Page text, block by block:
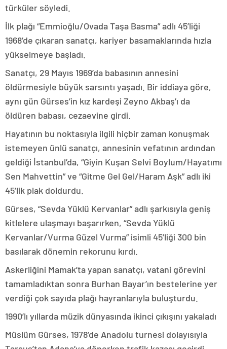
türküler söyledi.
İlk plağı “Emmioğlu/Ovada Taşa Basma” adlı 45’liği
1968’de çıkaran sanatçı, kariyer basamaklarında hızla
yükselmeye başladı.
Sanatçı, 29 Mayıs 1969’da babasının annesini
öldürmesiyle büyük sarsıntı yaşadı. Bir iddiaya göre,
aynı gün Gürses’in kız kardeşi Zeyno Akbaş’ı da
öldüren babası, cezaevine girdi.
Hayatının bu noktasıyla ilgili hiçbir zaman konuşmak
istemeyen ünlü sanatçı, annesinin vefatının ardından
geldiği İstanbul’da, “Giyin Kuşan Selvi Boylum/Hayatımı
Sen Mahvettin” ve “Gitme Gel Gel/Haram Aşk” adlı iki
45’lik plak doldurdu.
Gürses, “Sevda Yüklü Kervanlar” adlı şarkısıyla geniş
kitlelere ulaşmayı başarırken, “Sevda Yüklü
Kervanlar/Vurma Güzel Vurma” isimli 45’liği 300 bin
basılarak dönemin rekorunu kırdı.
Askerliğini Mamak’ta yapan sanatçı, vatani görevini
tamamladıktan sonra Burhan Bayar’ın bestelerine yer
verdiği çok sayıda plağı hayranlarıyla buluşturdu.
1990’lı yıllarda müzik dünyasında ikinci çıkışını yakaladı
Müslüm Gürses, 1978’de Anadolu turnesi dolayısıyla